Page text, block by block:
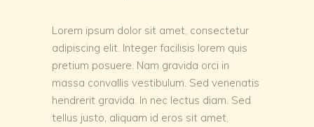
Lorem ipsum dolor sit amet, consectetur
adipiscing elit. Integer facilisis lorem quis
pretium posuere. Nam gravida orci in
massa convallis vestibulum. Sed venenatis
hendrerit gravida. In nec lectus diam. Sed
tellus justo, aliquam id eros sit amet,